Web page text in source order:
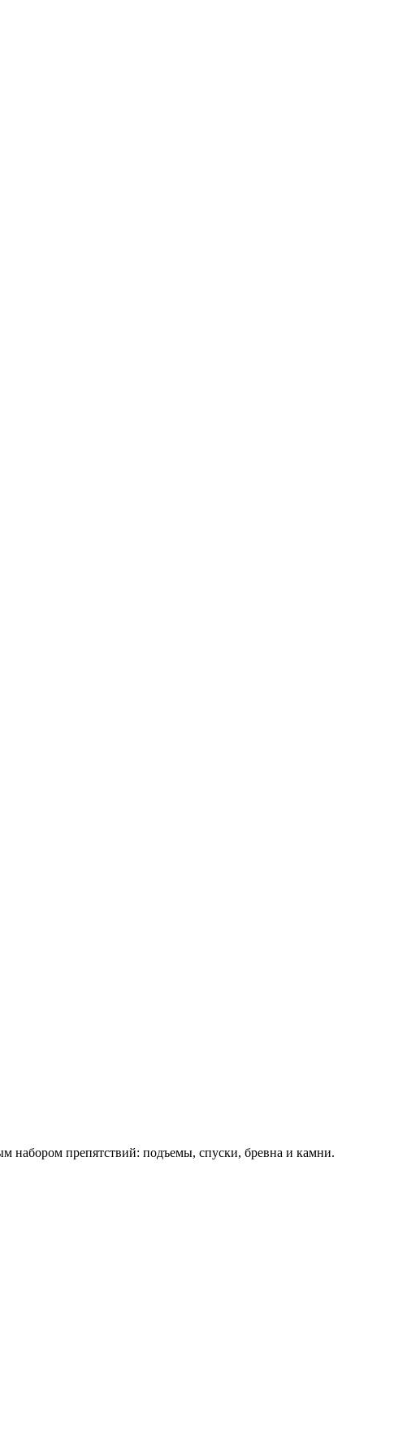
набором препятствий: подъемы, спуски, бревна и камни.